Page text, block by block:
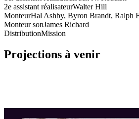
2e assistant réalisateurWalter Hill
MonteurHal Ashby, Byron Brandt, Ralph
Monteur sonJames Richard
DistributionMission
Projections à venir